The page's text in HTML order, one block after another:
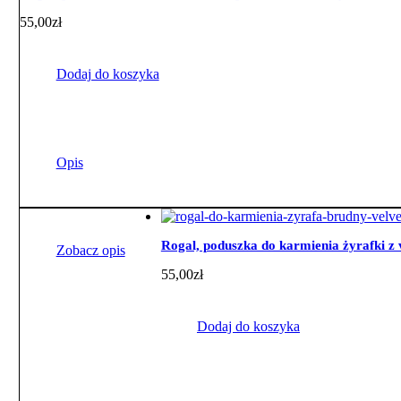
55,00zł
Dodaj do koszyka
Opis
Zobacz opis Rogal, poduszka do karmienia żyrafki z
55,00zł
Dodaj do koszyka